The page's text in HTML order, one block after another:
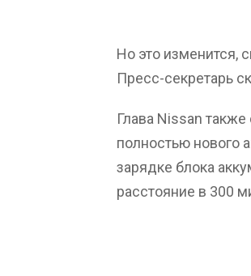
Но это изменится,
Пресс-секретарь
Глава Nissan
полностью нового
зарядке блока
расстояние в 300